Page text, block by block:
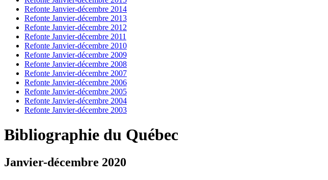
Refonte Janvier-décembre 2014
Refonte Janvier-décembre 2013
Refonte Janvier-décembre 2012
Refonte Janvier-décembre 2011
Refonte Janvier-décembre 2010
Refonte Janvier-décembre 2009
Refonte Janvier-décembre 2008
Refonte Janvier-décembre 2007
Refonte Janvier-décembre 2006
Refonte Janvier-décembre 2005
Refonte Janvier-décembre 2004
Refonte Janvier-décembre 2003
Bibliographie du Québec
Janvier-décembre 2020